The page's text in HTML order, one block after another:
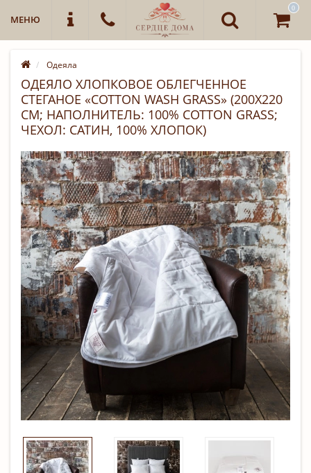
МЕНЮ
0
Одеяла
ОДЕЯЛО ХЛОПКОВОЕ ОБЛЕГЧЕННОЕ
СТЕГАНОЕ «COTTON WASH GRASS» (200Х220
СМ; НАПОЛНИТЕЛЬ: 100% COTTON GRASS;
ЧЕХОЛ: САТИН, 100% ХЛОПОК)